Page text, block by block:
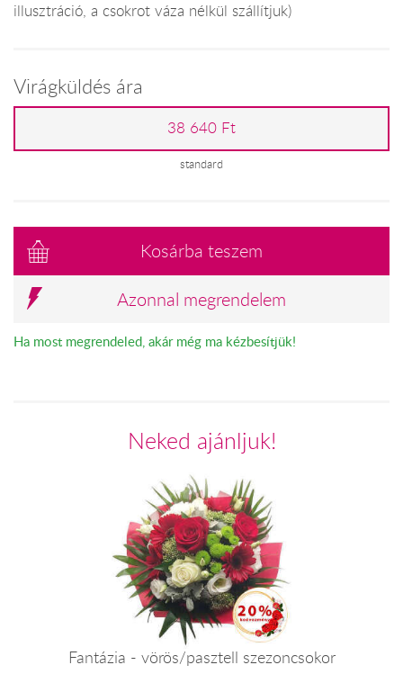
illusztráció, a csokrot váza nélkül szállítjuk)
Virágküldés ára
38 640 Ft
standard
Kosárba teszem
Azonnal megrendelem
Ha most megrendeled, akár még ma kézbesítjük!
Neked ajánljuk!
Fantázia - vörös/pasztell szezoncsokor